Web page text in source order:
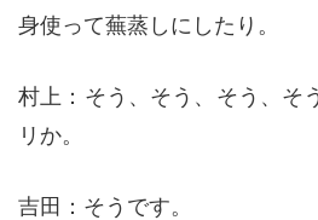
身使って蕪蒸しにしたり。
村上：そう、そう、そう、そ
リか。
吉田：そうです。